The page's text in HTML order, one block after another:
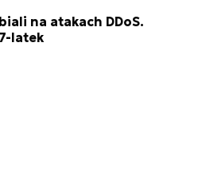
na atakach DDoS.
latek